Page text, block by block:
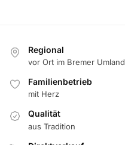
Regional
vor Ort im Bremer Umland
Familienbetrieb
mit Herz
Qualität
aus Tradition